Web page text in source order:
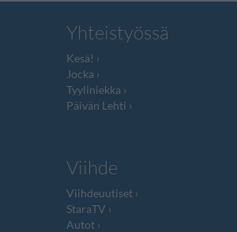
Yhteistyössä
Kesä!
Jocka
Tyyliniekka
Päivän Lehti
Viihde
Viihdeuutiset
StaraTV
Autot